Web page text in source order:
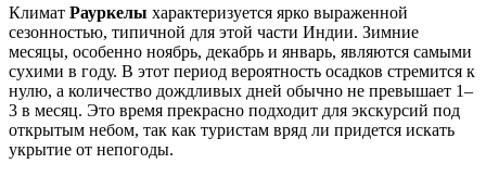
Климат Рауркелы характеризуется ярко выраженной
сезонностью, типичной для этой части Индии. Зимние
месяцы, особенно ноябрь, декабрь и январь, являются самыми
сухими в году. В этот период вероятность осадков стремится к
нулю, а количество дождливых дней обычно не превышает 1–
3 в месяц. Это время прекрасно подходит для экскурсий под
открытым небом, так как туристам вряд ли придется искать
укрытие от непогоды.